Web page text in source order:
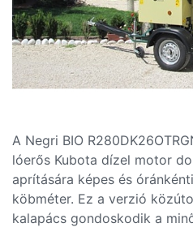
A Negri BIO
lóerős Kubota dízel motor
aprítására képes és
köbméter. Ez a verzió
kalapács gondoskodik a